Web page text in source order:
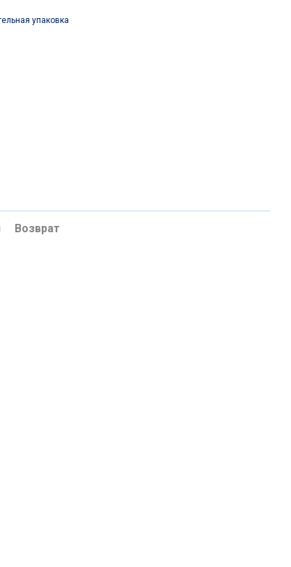
упаковка
Возврат